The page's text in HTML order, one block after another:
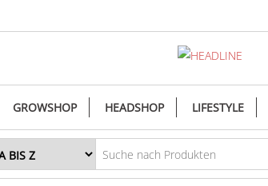
GROWSHOP HEADSHOP LIFESTYLE